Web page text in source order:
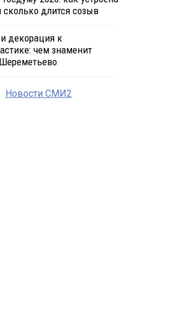
сколько длится созыв
декорация к
чем знаменит
Новости СМИ2